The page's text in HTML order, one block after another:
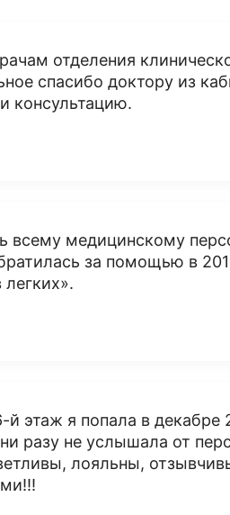
отделения
спасибо доктору из
консультацию.
медицинскому
за помощью в
й этаж я попала в декабре
разу не услышала от
лояльны,